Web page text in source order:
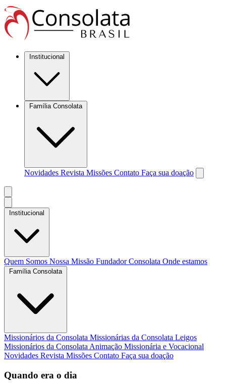
Institucional
Família Consolata
Novidades Revista Missões Contato Faça sua doação
Institucional
Quem Somos Nossa Missão FundadorConsolata Onde estamos
Família Consolata
Missionários da Consolata Missionárias da Consolata Leigos
Missionários da Consolata Animação Missionária e Vocacional
Novidades Revista Missões Contato Faça sua doação
Quando era o dia